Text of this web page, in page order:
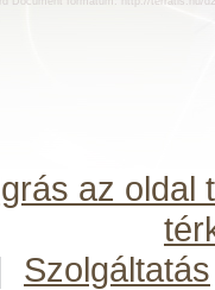
az oldal
| Szolgáltatás